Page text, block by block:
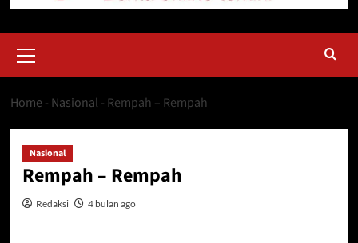
Menu
Home - Nasional - Rempah – Rempah
Nasional
Rempah – Rempah
Redaksi 4 bulan ago